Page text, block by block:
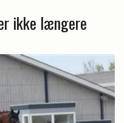
ikke længere